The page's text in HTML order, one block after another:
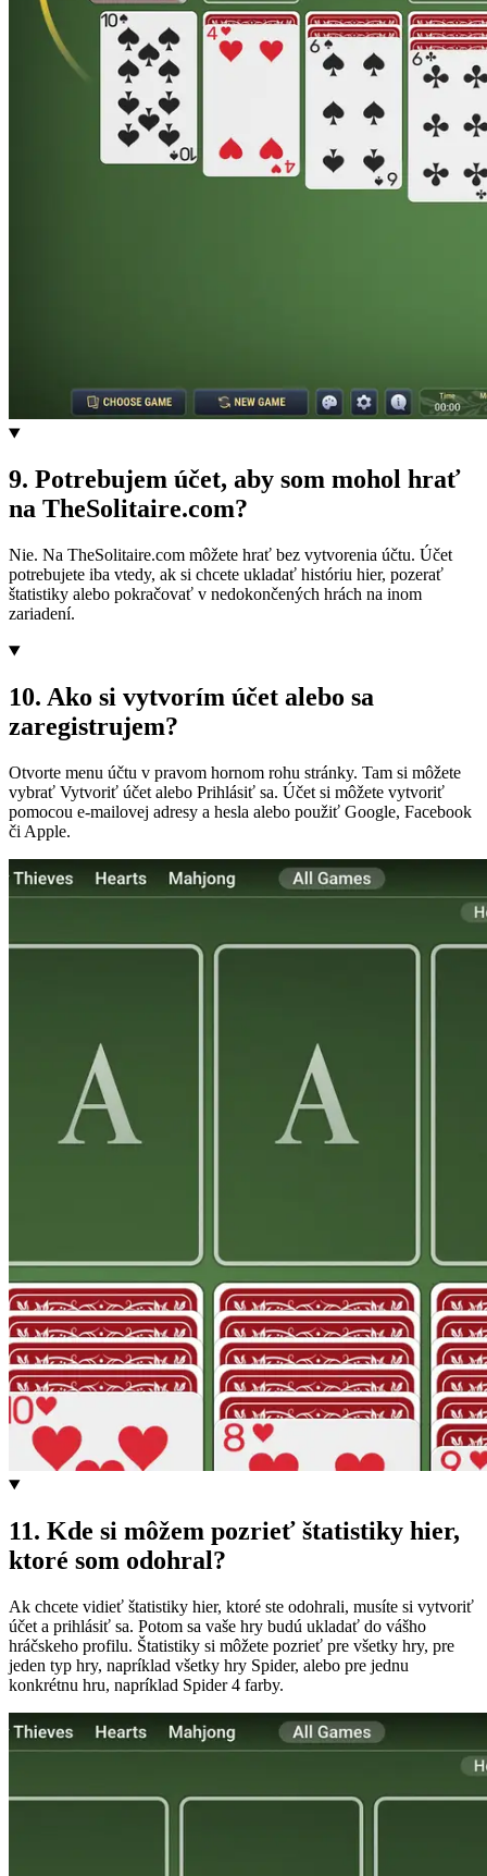
9. Potrebujem účet, aby som mohol hrať
na TheSolitaire.com?
Nie. Na TheSolitaire.com môžete hrať bez vytvorenia účtu. Účet
potrebujete iba vtedy, ak si chcete ukladať históriu hier, pozerať
štatistiky alebo pokračovať v nedokončených hrách na inom
zariadení.
10. Ako si vytvorím účet alebo sa
zaregistrujem?
Otvorte menu účtu v pravom hornom rohu stránky. Tam si môžete
vybrať Vytvoriť účet alebo Prihlásiť sa. Účet si môžete vytvoriť
pomocou e-mailovej adresy a hesla alebo použiť Google, Facebook
či Apple.
11. Kde si môžem pozrieť štatistiky hier,
ktoré som odohral?
Ak chcete vidieť štatistiky hier, ktoré ste odohrali, musíte si vytvoriť
účet a prihlásiť sa. Potom sa vaše hry budú ukladať do vášho
hráčskeho profilu. Štatistiky si môžete pozrieť pre všetky hry, pre
jeden typ hry, napríklad všetky hry Spider, alebo pre jednu
konkrétnu hru, napríklad Spider 4 farby.